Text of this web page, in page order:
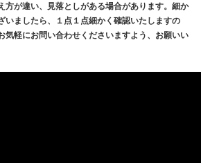
方が違い、見落としがある場合があります。細か
いましたら、１点１点細かく確認いたしますの
気軽にお問い合わせくださいますよう、お願いい